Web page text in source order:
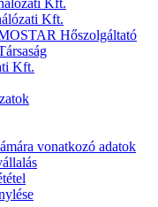
Kft.
Kft.
Hőszolgáltató
Kft.
vonatkozó adatok